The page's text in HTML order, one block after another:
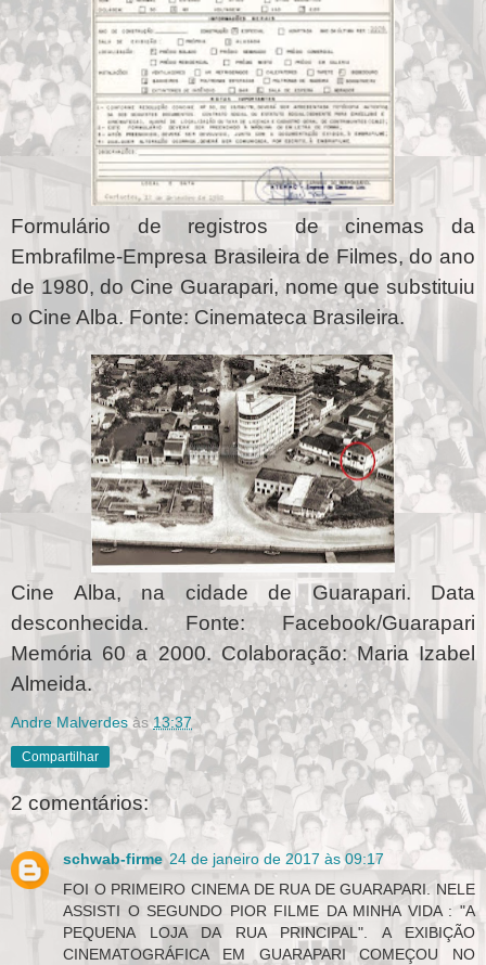
Formulário de registros de cinemas da
Embrafilme-Empresa Brasileira de Filmes, do ano
de 1980, do Cine Guarapari, nome que substituiu
o Cine Alba. Fonte: Cinemateca Brasileira.
Cine Alba, na cidade de Guarapari. Data
desconhecida. Fonte: Facebook/Guarapari
Memória 60 a 2000. Colaboração: Maria Izabel
Almeida.
Andre Malverdes às13:37
Compartilhar
2 comentários:
schwab-firme 24 de janeiro de 2017 às 09:17
FOI O PRIMEIRO CINEMA DE RUA DE GUARAPARI. NELE
ASSISTI O SEGUNDO PIOR FILME DA MINHA VIDA : "A
PEQUENA LOJA DA RUA PRINCIPAL". A EXIBIÇÃO
CINEMATOGRÁFICA EM GUARAPARI COMEÇOU NO